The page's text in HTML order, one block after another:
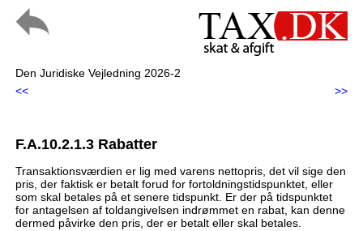
Den Juridiske Vejledning 2026-2
<<
>>
F.A.10.2.1.3 Rabatter
Transaktionsværdien er lig med varens nettopris, det vil sige den
pris, der faktisk er betalt forud for fortoldningstidspunktet, eller
som skal betales på et senere tidspunkt. Er der på tidspunktet
for antagelsen af toldangivelsen indrømmet en rabat, kan denne
dermed påvirke den pris, der er betalt eller skal betales.